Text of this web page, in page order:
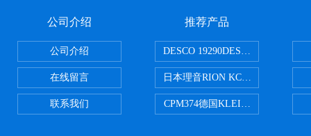
公司介绍
公司介绍
在线留言
联系我们
推荐产品
DESCO 19290DESCO 19290重锤
日本理音RION KC-51/KC-52便携
CPM374德国KLEINWAECHTER